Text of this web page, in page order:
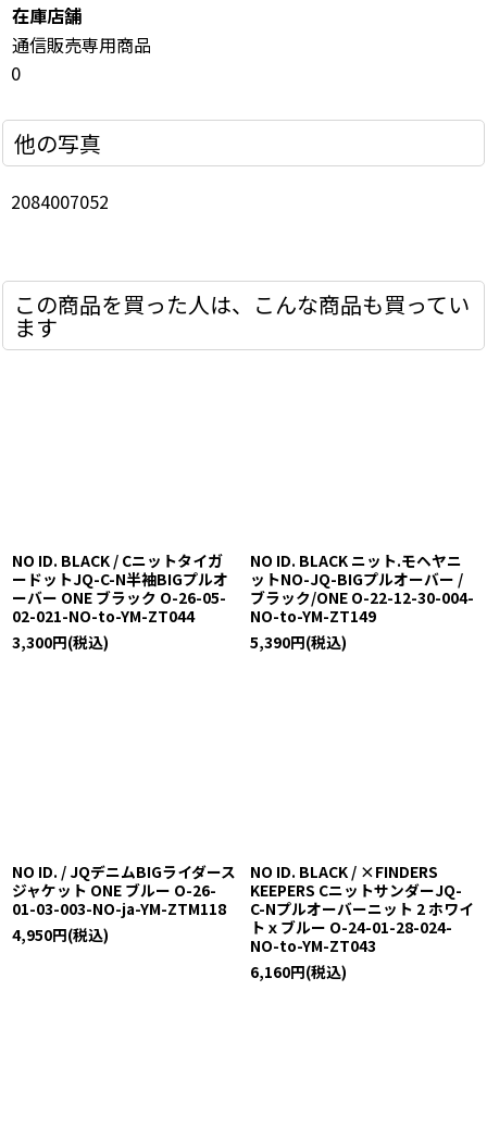
在庫店舗
通信販売専用商品
0
他の写真
2084007052
この商品を買った人は、こんな商品も買ってい
ます
NO ID. BLACK / Cニットタイガ
ードットJQ-C-N半袖BIGプルオ
ーバー ONE ブラック O-26-05-
02-021-NO-to-YM-ZT044
3,300円(税込)
NO ID. BLACK ニット.モヘヤニ
ットNO-JQ-BIGプルオーバー /
ブラック/ONE O-22-12-30-004-
NO-to-YM-ZT149
5,390円(税込)
NO ID. / JQデニムBIGライダース
ジャケット ONE ブルー O-26-
01-03-003-NO-ja-YM-ZTM118
4,950円(税込)
NO ID. BLACK / ×FINDERS
KEEPERS CニットサンダーJQ-
C-Nプルオーバーニット 2 ホワイ
トｘブルー O-24-01-28-024-
NO-to-YM-ZT043
6,160円(税込)